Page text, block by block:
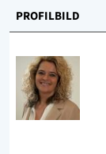
61 - 80 von
PROFILBILD